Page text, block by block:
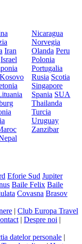
Iran
Israel
Kosovo
Nicaragua
Norvegia
Olanda Peru
Polonia
Portugalia
Rusia Scotia
Singapore
Spania SUA
Thailanda
Turcia
Uruguay
Zanzibar
Eforie Sud Jupiter
Baile Felix Baile
Covasna Brasov
Club Europa Travel
| Despre noi
datelor personale